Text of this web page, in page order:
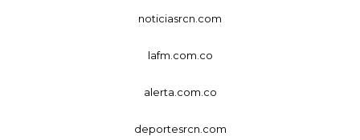
noticiasrcn.com
lafm.com.co
alerta.com.co
deportesrcn.com